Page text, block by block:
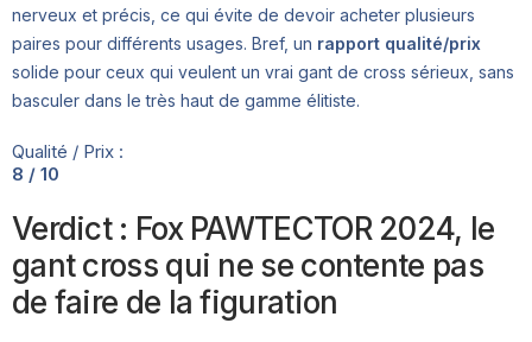
nerveux et précis, ce qui évite de devoir acheter plusieurs
paires pour différents usages. Bref, un rapport qualité/prix
solide pour ceux qui veulent un vrai gant de cross sérieux, sans
basculer dans le très haut de gamme élitiste.
Qualité / Prix :
8 / 10
Verdict : Fox PAWTECTOR 2024, le
gant cross qui ne se contente pas
de faire de la figuration